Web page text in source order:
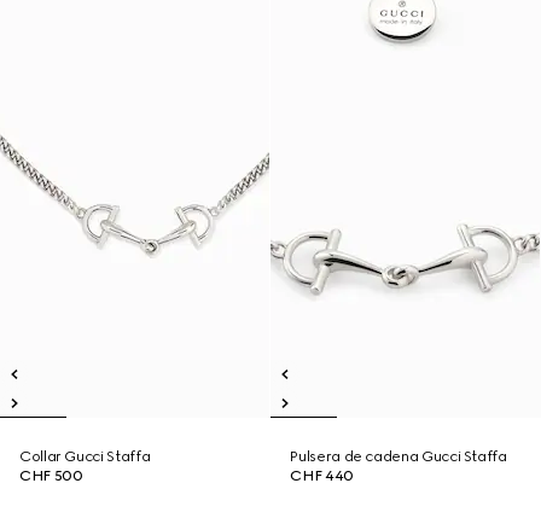
Collar Gucci Staffa
CHF 500
Pulsera de cadena Gucci Staffa
CHF 440